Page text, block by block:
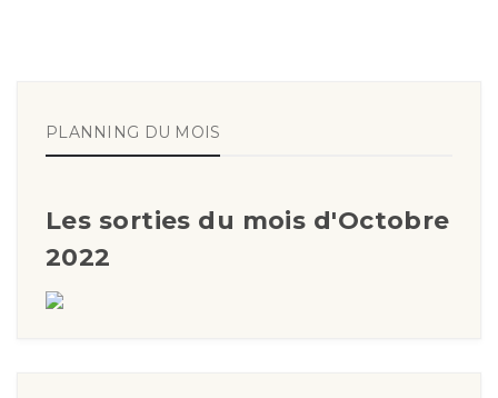
PLANNING DU MOIS
Les sorties du mois d'Octobre
2022